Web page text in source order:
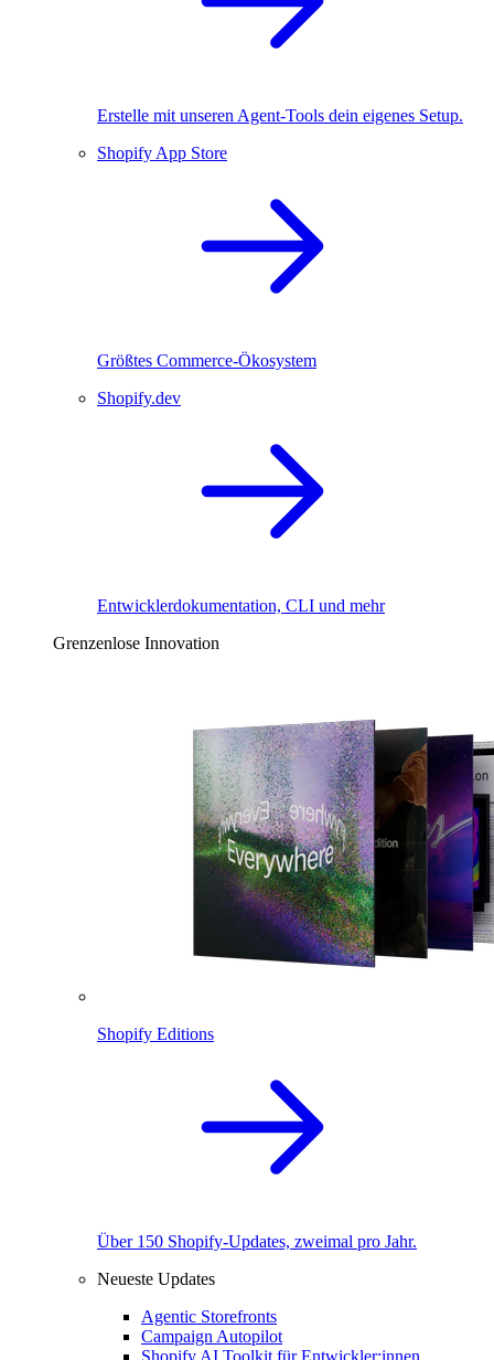
Erstelle mit unseren Agent-Tools dein eigenes Setup.
Shopify App Store
Größtes Commerce-Ökosystem
Shopify.dev
Entwicklerdokumentation, CLI und mehr
Grenzenlose Innovation
Shopify Editions
Über 150 Shopify-Updates, zweimal pro Jahr.
Neueste Updates
Agentic Storefronts
Campaign Autopilot
Shopify AI Toolkit für Entwickler:innen